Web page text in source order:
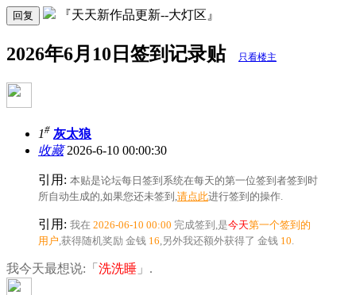
回复 『天天新作品更新--大灯区』
2026年6月10日签到记录贴 只看楼主
1# 灰太狼
收藏2026-6-10 00:00:30
引用: 本贴是论坛每日签到系统在每天的第一位签到者签到时
所自动生成的,如果您还未签到,请点此进行签到的操作.
引用: 我在 2026-06-10 00:00 完成签到,是今天第一个签到的
用户,获得随机奖励 金钱 16,另外我还额外获得了 金钱 10.
我今天最想说:「 洗洗睡 」.